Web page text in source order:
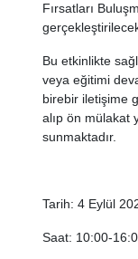
Fırsatları
Bu etkinlikte
veya eğitimi
birebir iletişime
alıp ön mülakat
sunmaktadır.
Tarih: 4 Eylül
Saat: 10:00-